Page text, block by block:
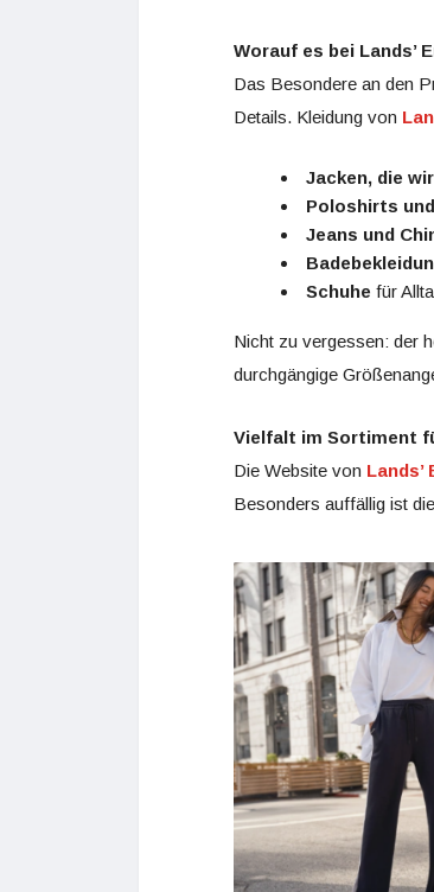
Worauf es bei Lands’
Das Besondere an den
Details. Kleidung von
Jacken, die
Poloshirts
Jeans und
Schuhe für
Nicht zu vergessen: der
durchgängige
Vielfalt im Sortiment
Die Website von Lands’
Besonders auffällig ist